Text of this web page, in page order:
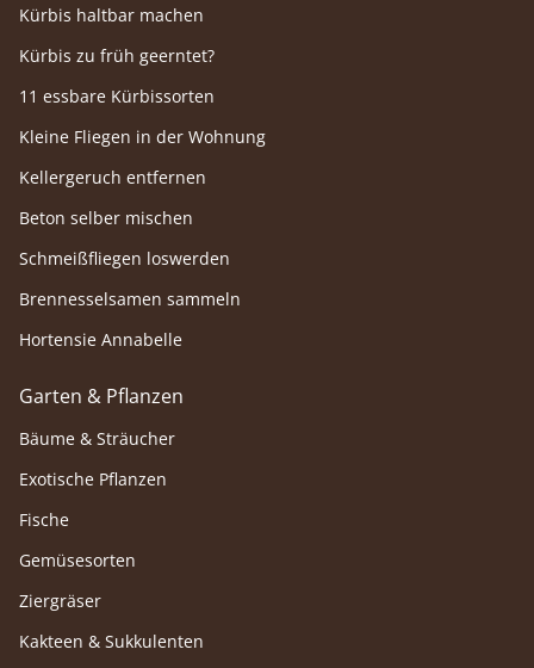
Kürbis haltbar machen
Kürbis zu früh geerntet?
11 essbare Kürbissorten
Kleine Fliegen in der Wohnung
Kellergeruch entfernen
Beton selber mischen
Schmeißfliegen loswerden
Brennesselsamen sammeln
Hortensie Annabelle
Garten & Pflanzen
Bäume & Sträucher
Exotische Pflanzen
Fische
Gemüsesorten
Ziergräser
Kakteen & Sukkulenten